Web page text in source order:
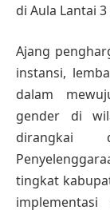
di Aula Lantai
Ajang
instansi,
dalam
gender di
dirangkai
tingkat